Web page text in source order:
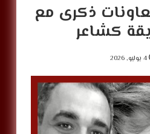
ذكرى مع
كشاعر
4 يوليو, 2026